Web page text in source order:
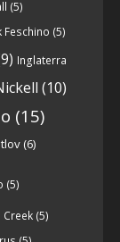
madre
(5)
Feschino (5)
Inglaterra
(10)
(15)
(6)
(5)
Creek(5)